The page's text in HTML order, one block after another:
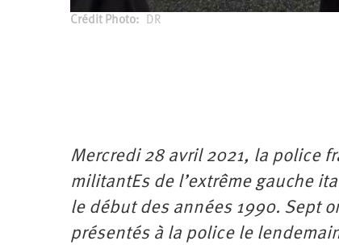
Crédit Photo DR
Mercredi 28 avril 2021, la police
militantEs de l’extrême gauche
le début des années 1990. Sept
présentés à la police le